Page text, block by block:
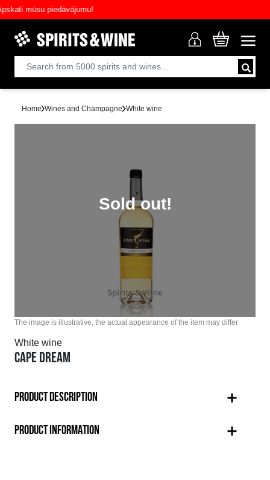
mūsu piedāvājumu!
Home Wines and Champagne White wine
Sold out!
The image is illustrative, the actual appearance of the item may differ
White wine
CAPE DREAM
PRODUCT DESCRIPTION
PRODUCT INFORMATION